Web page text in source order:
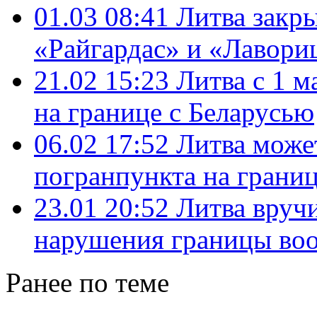
01.03 08:41 Литва
«Райгардас» и
21.02 15:23 Литва с 1
на границе с Беларусью
06.02 17:52 Литва
погранпункта на
23.01 20:52 Литва
нарушения границы
Ранее по теме